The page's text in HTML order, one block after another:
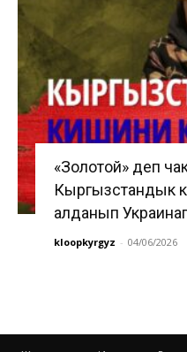
«Золотой» деп
Кыргызстандык
алданып
kloopkyrgyz - 04/06/2026